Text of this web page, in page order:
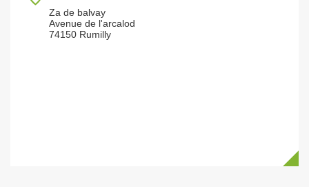
Za de balvay
Avenue de l'arcalod
74150 Rumilly